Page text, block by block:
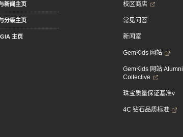
新闻主页
分级主页
主页
校区商店
常见问答
新闻室
GemKids 网站
GemKids 网站 Alumni
Collective
珠宝质量保证基准v
4C 钻石品质标准